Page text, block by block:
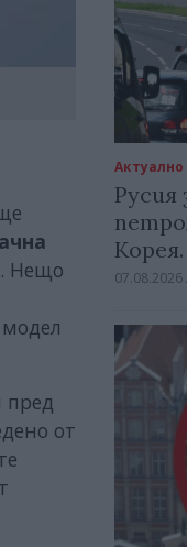
Нещо
пред
от
Актуално
Русия
Корея.
07.08.2026